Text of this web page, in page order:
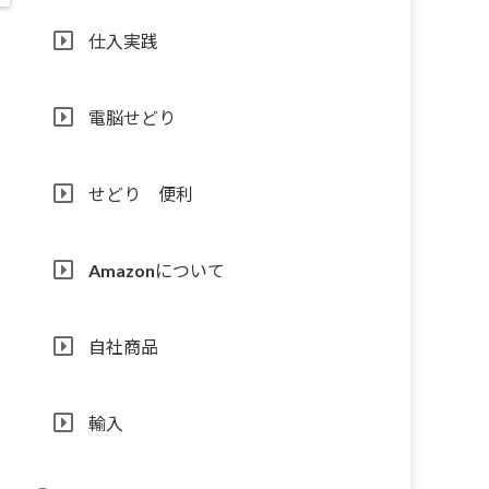
仕入実践
電脳せどり
せどり 便利
Amazonについて
自社商品
輸入